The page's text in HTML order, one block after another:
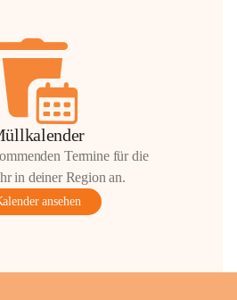
Termine für die
in deiner Region an.
ansehen